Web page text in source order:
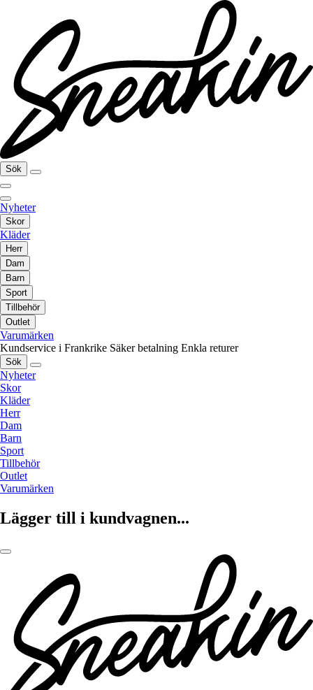
Sök
Nyheter
Skor
Kläder
Herr
Dam
Barn
Sport
Tillbehör
Outlet
Varumärken
Kundservice i Frankrike Säker betalning Enkla returer
Sök
Nyheter
Skor
Kläder
Herr
Dam
Barn
Sport
Tillbehör
Outlet
Varumärken
Lägger till i kundvagnen...